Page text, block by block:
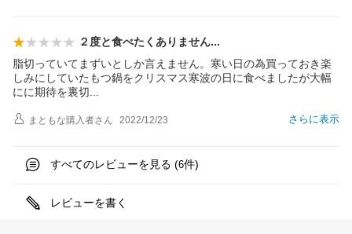
２度と食べたくありません
脂切っていてまずいとしか言えません。寒い日の為買っておき楽
しみにしていたもつ鍋をクリスマス寒波の日に食べましたが大幅
にに期待を裏切
さらに表示
まともな購入者さん 2022/12/23
すべてのレビューを見る (6件)
レビューを書く